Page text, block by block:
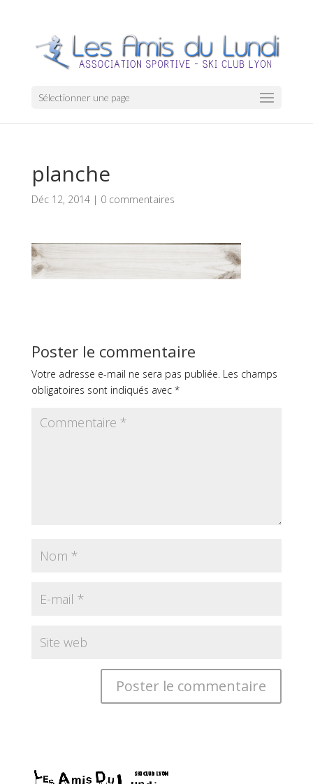
Sélectionner une page
planche
Déc 12, 2014| 0 commentaires
Poster le commentaire
Votre adresse e-mail ne sera pas publiée. Les champs
obligatoires sont indiqués avec *